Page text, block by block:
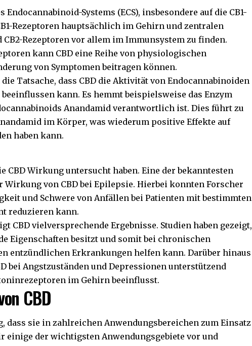
Systems (ECS), insbesondere auf die CB1-
Rezeptoren hauptsächlich im Gehirn und zentralen
Rezeptoren vor allem im Immunsystem zu finden.
kann CBD eine Reihe von physiologischen
von Symptomen beitragen können.
Tatsache, dass CBD die Aktivität von Endocannabinoiden
kann. Es hemmt beispielsweise das Enzym
Anandamid verantwortlich ist. Dies führt zu
im Körper, was wiederum positive Effekte auf
haben kann.
CBD Wirkung untersucht haben. Eine der bekanntesten
Wirkung von CBD bei Epilepsie. Hierbei konnten Forscher
und Schwere von Anfällen bei Patienten mit bestimmten
reduzieren kann.
CBD vielversprechende Ergebnisse. Studien haben gezeigt,
Eigenschaften besitzt und somit bei chronischen
entzündlichen Erkrankungen helfen kann. Darüber hinaus
bei Angstzuständen und Depressionen unterstützend
im Gehirn beeinflusst.
CBD
dass sie in zahlreichen Anwendungsbereichen zum Einsatz
einige der wichtigsten Anwendungsgebiete vor und